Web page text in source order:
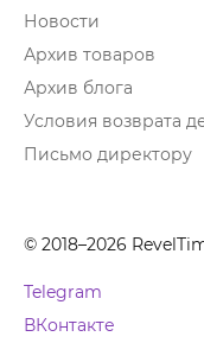
Новости
Архив товаров
Архив блога
Условия возврата
Письмо директору
© 2018–2026
Telegram
ВКонтакте